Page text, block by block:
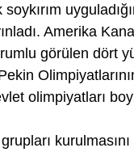
Amerika
görülen dört
olimpiyatları
kurulmasını